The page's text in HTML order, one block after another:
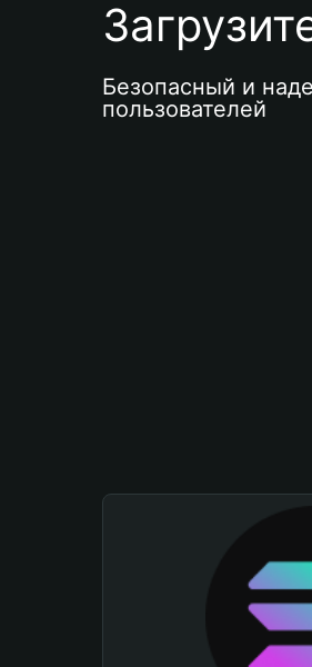
Безопасный и
пользователей